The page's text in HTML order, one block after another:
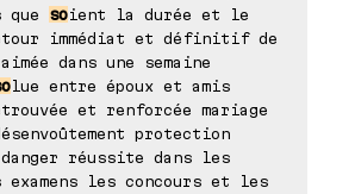
que soient la durée et le
immédiat et définitif de
dans une semaine
lue entre époux et amis
et renforcée mariage
protection
réussite dans les
les concours et les